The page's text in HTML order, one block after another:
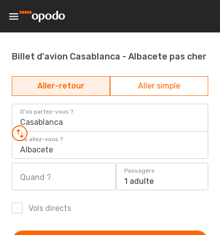
Billet d'avion Casablanca - Albacete pas cher
Aller-retour Aller simple
D'où partez-vous ?
Casablanca
Où allez-vous ?
Albacete
Quand ?
Passagers
1 adulte
Vols directs